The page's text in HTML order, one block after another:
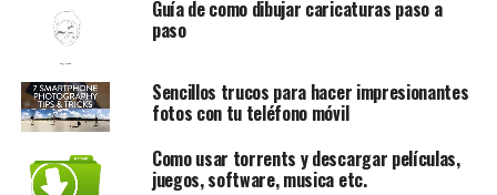
Guía de como dibujar caricaturas paso a
paso
Sencillos trucos para hacer impresionantes
fotos con tu teléfono móvil
Como usar torrents y descargar películas,
juegos, software, musica etc.